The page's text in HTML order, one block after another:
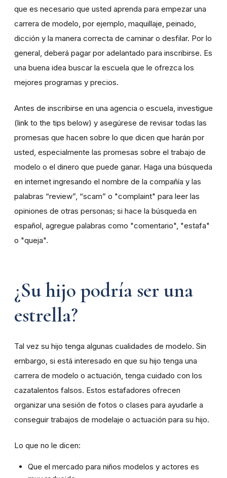
que es necesario que usted aprenda para empezar una
carrera de modelo, por ejemplo, maquillaje, peinado,
dicción y la manera correcta de caminar o desfilar. Por lo
general, deberá pagar por adelantado para inscribirse. Es
una buena idea buscar la escuela que le ofrezca los
mejores programas y precios.
Antes de inscribirse en una agencia o escuela, investigue
(link to the tips below) y asegúrese de revisar todas las
promesas que hacen sobre lo que dicen que harán por
usted, especialmente las promesas sobre el trabajo de
modelo o el dinero que puede ganar. Haga una búsqueda
en internet ingresando el nombre de la compañía y las
palabras “review”, “scam” o "complaint" para leer las
opiniones de otras personas; si hace la búsqueda en
español, agregue palabras como "comentario", "estafa"
o "queja".
¿Su hijo podría ser una
estrella?
Tal vez su hijo tenga algunas cualidades de modelo. Sin
embargo, si está interesado en que su hijo tenga una
carrera de modelo o actuación, tenga cuidado con los
cazatalentos falsos. Estos estafadores ofrecen
organizar una sesión de fotos o clases para ayudarle a
conseguir trabajos de modelaje o actuación para su hijo.
Lo que no le dicen:
Que el mercado para niños modelos y actores es